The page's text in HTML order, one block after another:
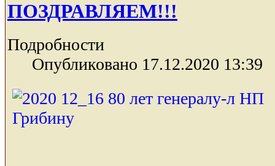
ПОЗДРАВЛЯЕМ!!!
Подробности
Опубликовано 17.12.2020 13:39